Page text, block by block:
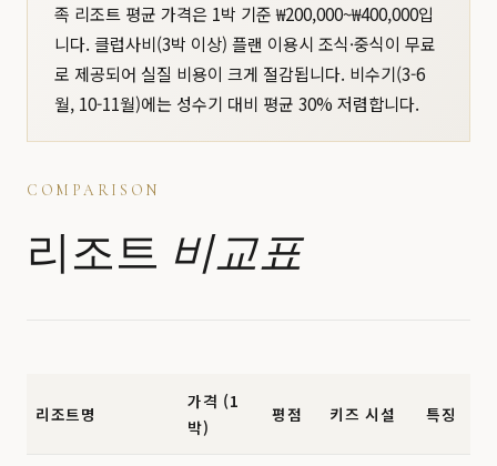
족 리조트 평균 가격은 1박 기준 ₩200,000~₩400,000입
니다. 클럽사비(3박 이상) 플랜 이용시 조식·중식이 무료
로 제공되어 실질 비용이 크게 절감됩니다. 비수기(3-6
월, 10-11월)에는 성수기 대비 평균 30% 저렴합니다.
COMPARISON
리조트 비교표
리조트명
가격 (1
박)
평점 키즈 시설 특징